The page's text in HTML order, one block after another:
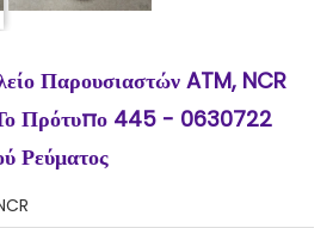
Παρουσιαστών ATM, NCR
Πρότυπο 445 - 0630722
Ρεύματος